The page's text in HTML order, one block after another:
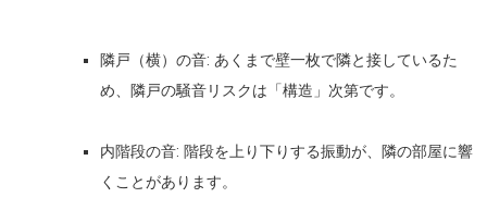
隣戸（横）の音: あくまで壁一枚で隣と接しているた
め、隣戸の騒音リスクは「構造」次第です。
内階段の音: 階段を上り下りする振動が、隣の部屋に響
くことがあります。